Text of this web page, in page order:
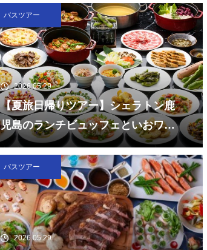
バスツアー
2026.05.29
【夏旅日帰りツアー】シェラトン鹿
児島のランチビュッフェといおワー
ルドかごしま水族館
バスツアー
2026.05.29